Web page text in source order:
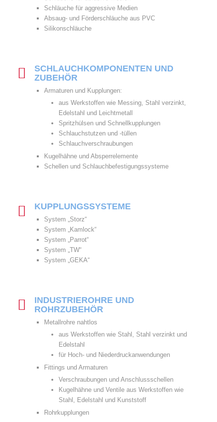
Schläuche für aggressive Medien
Absaug- und Förderschläuche aus PVC
Silikonschläuche
SCHLAUCHKOMPONENTEN UND
ZUBEHÖR
Armaturen und Kupplungen:
aus Werkstoffen wie Messing, Stahl verzinkt,
Edelstahl und Leichtmetall
Spritzhülsen und Schnellkupplungen
Schlauchstutzen und -tüllen
Schlauchverschraubungen
Kugelhähne und Absperrelemente
Schellen und Schlauchbefestigungssysteme
KUPPLUNGSSYSTEME
System „Storz“
System „Kamlock“
System „Parrot“
System „TW“
System „GEKA“
INDUSTRIEROHRE UND
ROHRZUBEHÖR
Metallrohre nahtlos
aus Werkstoffen wie Stahl, Stahl verzinkt und
Edelstahl
für Hoch- und Niederdruckanwendungen
Fittings und Armaturen
Verschraubungen und Anschlussschellen
Kugelhähne und Ventile aus Werkstoffen wie
Stahl, Edelstahl und Kunststoff
Rohrkupplungen